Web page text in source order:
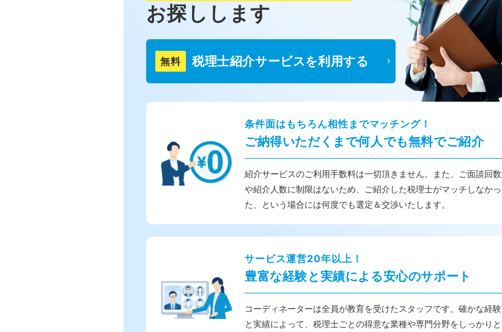
お探しします
無料 税理士紹介サービスを利用する
条件面はもちろん相性までマッチング！
ご納得いただくまで何人でも無料でご紹介
紹介サービスのご利用手数料は一切頂きません。また、ご面談回数
や紹介人数に制限はないため、ご紹介した税理士がマッチしなかっ
た、という場合には何度でも選定＆交渉いたします。
サービス運営20年以上！
豊富な経験と実績による安心のサポート
コーディネーターは全員が教育を受けたスタッフです。確かな経験
と実績によって、税理士ごとの得意な業種や専門分野をしっかりと